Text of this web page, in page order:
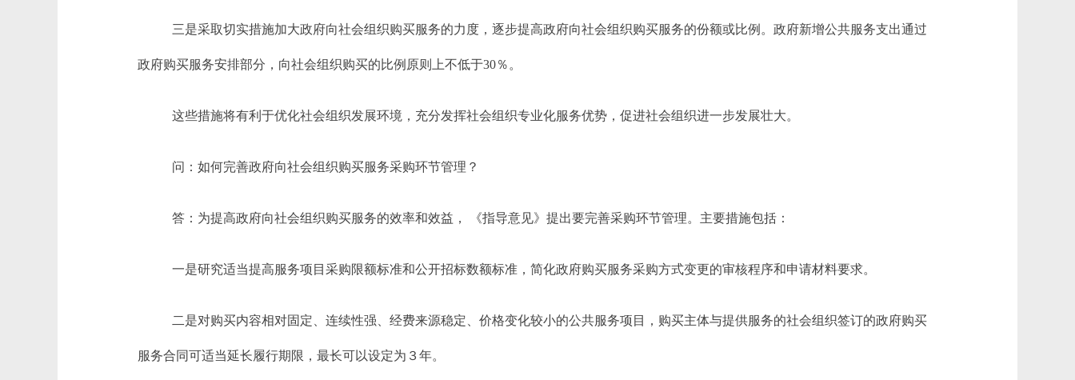
三是采取切实措施加大政府向社会组织购买服务的力度，逐步提高政府向社会组织购买服务的份额或比例。政府新增公共服务支出通过
政府购买服务安排部分，向社会组织购买的比例原则上不低于30％。
这些措施将有利于优化社会组织发展环境，充分发挥社会组织专业化服务优势，促进社会组织进一步发展壮大。
问：如何完善政府向社会组织购买服务采购环节管理？
答：为提高政府向社会组织购买服务的效率和效益， 《指导意见》提出要完善采购环节管理。主要措施包括：
一是研究适当提高服务项目采购限额标准和公开招标数额标准，简化政府购买服务采购方式变更的审核程序和申请材料要求。
二是对购买内容相对固定、连续性强、经费来源稳定、价格变化较小的公共服务项目，购买主体与提供服务的社会组织签订的政府购买
服务合同可适当延长履行期限，最长可以设定为３年。